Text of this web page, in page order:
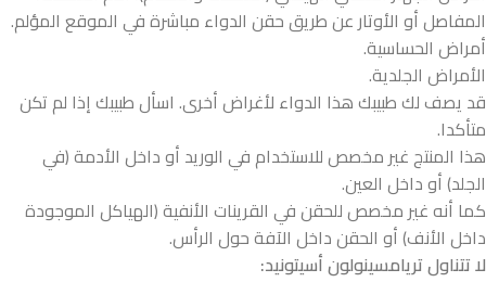
المفاصل أو الأوتار عن طريق حقن الدواء مباشرة في الموقع المؤلم.
أمراض الحساسية.
الأمراض الجلدية.
قد يصف لك طبيبك هذا الدواء لأغراض أخرى. اسأل طبيبك إذا لم تكن
متأكدا.
هذا المنتج غير مخصص للاستخدام في الوريد أو داخل الأدمة (في
الجلد) أو داخل العين.
كما أنه غير مخصص للحقن في القرينات الأنفية (الهياكل الموجودة
داخل الأنف) أو الحقن داخل الآفة حول الرأس.
لا تتناول تريامسينولون أسيتونيد: